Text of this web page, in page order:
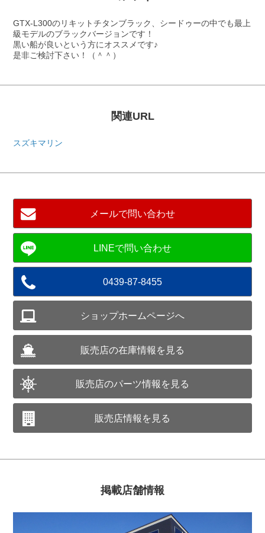
GTX-L300のリキットチタンブラック、シードゥーの中でも最上
級モデルのブラックバージョンです！
黒い船が良いという方にオススメです♪
是非ご検討下さい！（＾＾）
関連URL
スズキマリン
メールで問い合わせ
0439-87-8455
ショップホームページへ
販売店の在庫情報を見る
販売店のパーツ情報を見る
販売店情報を見る
掲載店舗情報